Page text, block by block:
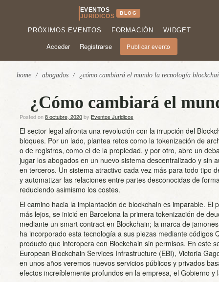
EVENTOS
JURÍDICOS
BLOG
PRÓXIMOS EVENTOS FORMACIÓN WIDGET
Acceder Registrarse Publicar evento
home / abogados / ¿cómo cambiará el mundo la tecnología
¿Cómo cambiará el
Posted on8 octubre, 2020by Eventos Juridicos
El sector legal afronta una revolución con la irrupción del
bloques. Por un lado, plantea retos como la tokenización de
o de registros, como el de la propiedad, y por otro, abre un
jugar los abogados en un nuevo sistema descentralizado y sin
en terceros. Un sistema atractivo cada vez más para todo tipo
y automatizar las relaciones entre partes desconocidas de
reduciendo asimismo los costes.
El camino hacia la implantación de blockchain es imparable. El
más lejos, se inició en Barcelona la primera tokenización de
mediante un smart contract en Blockchain; la marca de
ha incorporado esta tecnología a sus piezas mediante códigos
producto que interopera con Blockchain sin permisos. En este
European Blockchain Services Infrastructure (EBI), Victoria
en unos años veremos nuevos servicios públicos y privados
efectos increíblemente profundos en la empresa, el Gobierno y